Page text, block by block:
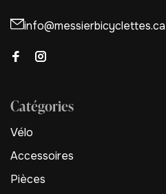
info@messierbicyclettes.ca
Catégories
Vélo
Accessoires
Pièces